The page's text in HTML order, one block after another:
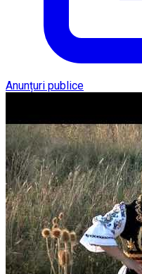
Anunțuri publice